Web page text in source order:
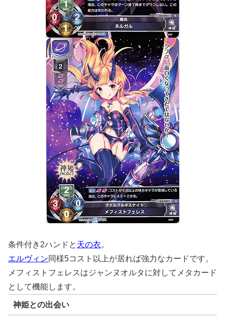
条件付き2ハンドと 天の衣。
エルヴィン同様5コスト以上が居れば強力なカードです。
メフィストフェレスはジャンヌオルタに対してメタカード
として機能します。
神姫との出会い